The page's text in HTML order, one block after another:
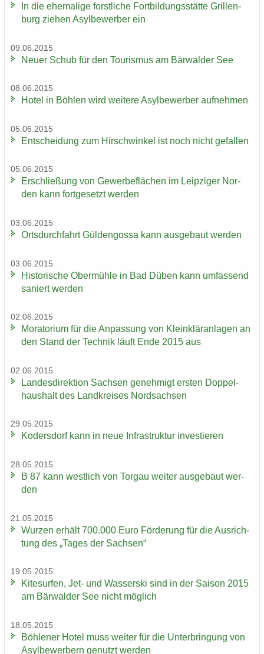
In die ehe­ma­li­ge forst­li­che Fort­bil­dungs­stät­te Gril­len­
burg zie­hen Asyl­be­wer­ber ein
09.06.2015
Neuer Schub für den Tou­ris­mus am Bär­wal­der See
08.06.2015
Hotel in Böh­len wird wei­te­re Asyl­be­wer­ber auf­neh­men
05.06.2015
Ent­schei­dung zum Hirsch­win­kel ist noch nicht ge­fal­len
05.06.2015
Er­schlie­ßung von Ge­wer­be­flä­chen im Leip­zi­ger Nor­
den kann fort­ge­setzt wer­den
03.06.2015
Orts­durch­fahrt Gül­den­gos­sa kann aus­ge­baut wer­den
03.06.2015
His­to­ri­sche Ober­müh­le in Bad Düben kann um­fas­send
sa­niert wer­den
02.06.2015
Mo­ra­to­ri­um für die An­pas­sung von Klein­klär­an­la­gen an
den Stand der Tech­nik läuft Ende 2015 aus
02.06.2015
Lan­des­di­rek­ti­on Sach­sen ge­neh­migt ers­ten Dop­pel­
haus­halt des Land­krei­ses Nord­sach­sen
29.05.2015
Ko­ders­dorf kann in neue In­fra­struk­tur in­ves­tie­ren
28.05.2015
B 87 kann west­lich von Tor­gau wei­ter aus­ge­baut wer­
den
21.05.2015
Wur­zen er­hält 700.000 Euro För­de­rung für die Aus­rich­
tung des „Tages der Sach­sen“
19.05.2015
Ki­te­sur­fen, Jet- und Was­ser­ski sind in der Sai­son 2015
am Bär­wal­der See nicht mög­lich
18.05.2015
Böh­le­ner Hotel muss wei­ter für die Un­ter­brin­gung von
Asyl­be­wer­bern ge­nutzt wer­den